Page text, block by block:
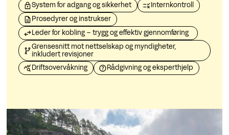
System for adgang og sikkerhet
Internkontroll
Prosedyrer og instrukser
Leder for kobling – trygg og effektiv gjennomføring
Grensesnitt mot nettselskap og myndigheter,
inkludert revisjoner
Driftsovervåkning
Rådgivning og eksperthjelp